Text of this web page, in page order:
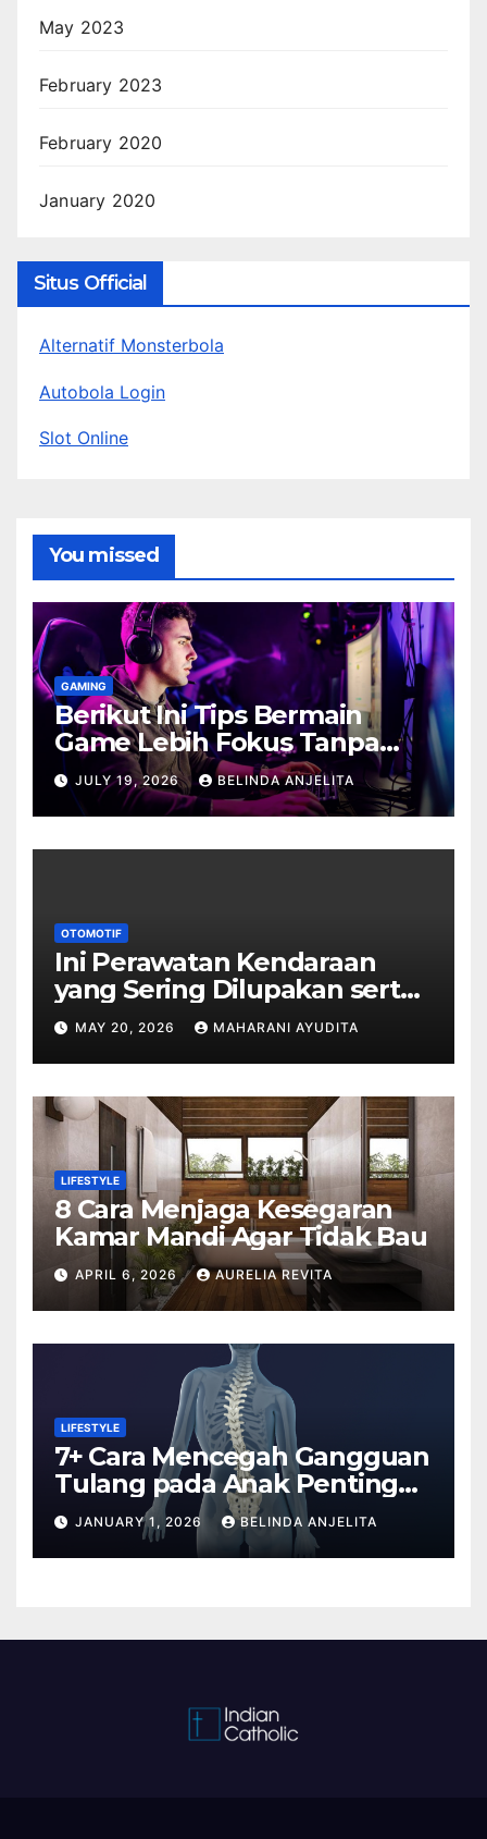
May 2023
February 2023
February 2020
January 2020
Situs Official
Alternatif Monsterbola
Autobola Login
Slot Online
You missed
GAMING
Berikut Ini Tips Bermain
Game Lebih Fokus Tanpa
Cepat Buyar
JULY 19, 2026 BELINDA ANJELITA
OTOMOTIF
Ini Perawatan Kendaraan
yang Sering Dilupakan serta
Dampaknya
MAY 20, 2026 MAHARANI AYUDITA
LIFESTYLE
8 Cara Menjaga Kesegaran
Kamar Mandi Agar Tidak Bau
APRIL 6, 2026 AURELIA REVITA
LIFESTYLE
7+ Cara Mencegah Gangguan
Tulang pada Anak Penting
Anda Tahu
JANUARY 1, 2026 BELINDA ANJELITA